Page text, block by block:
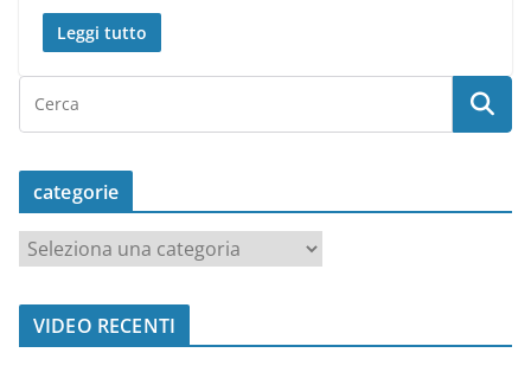
Leggi tutto
categorie
a
t
VIDEO RECENTI